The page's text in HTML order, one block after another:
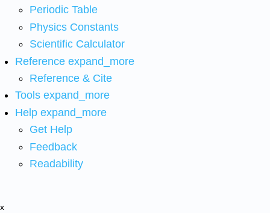
Periodic Table
Physics Constants
Scientific Calculator
Reference expand_more
Reference & Cite
Tools expand_more
Help expand_more
Get Help
Feedback
Readability
x